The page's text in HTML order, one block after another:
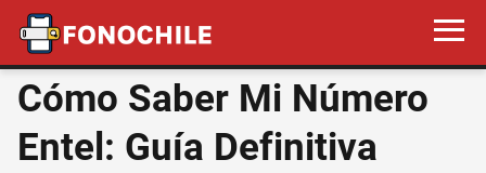
Cómo Saber Mi Número
Entel: Guía Definitiva